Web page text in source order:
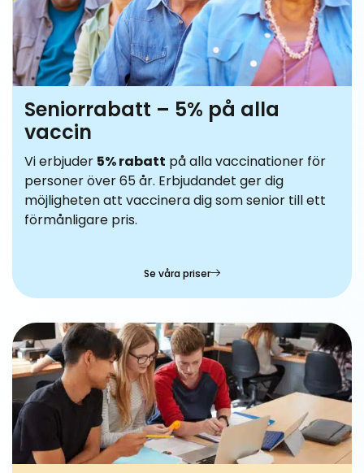
Seniorrabatt – 5% på alla
vaccin
Vi erbjuder 5% rabatt på alla vaccinationer för
personer över 65 år. Erbjudandet ger dig
möjligheten att vaccinera dig som senior till ett
förmånligare pris.
Se våra priser